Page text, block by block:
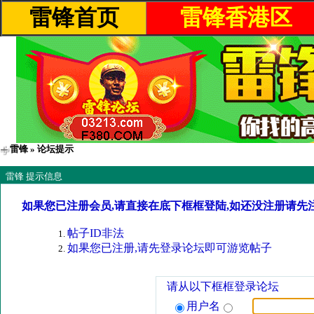
雷锋首页 雷锋香港区
雷锋 » 论坛提示
雷锋 提示信息
如果您已注册会员,请直接在底下框框登陆,如还没注册请先
帖子ID非法
如果您已注册,请先登录论坛即可游览帖子
请从以下框框登录论坛
用户名